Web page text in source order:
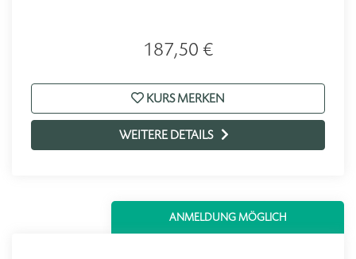
187,50 €
KURS MERKEN
WEITERE DETAILS
ANMELDUNG MÖGLICH